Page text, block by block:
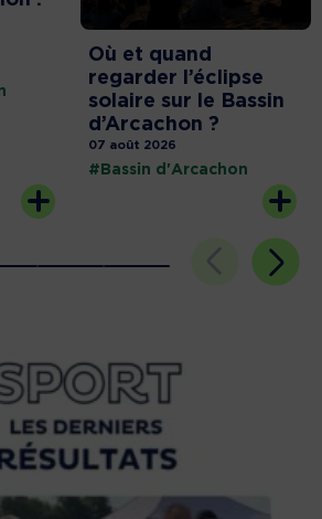
Où et quand
regarder l’éclipse
solaire sur le Bassin
d’Arcachon ?
07 août 2026
#Bassin d'Arcachon